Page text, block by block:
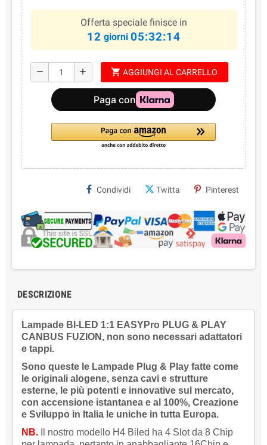
Offerta speciale finisce in
12 giorni 05:32:13
remove add shopping_cart AGGIUNGI AL CARRELLO
Condividi Twitta Pinterest
DESCRIZIONE
Lampade BI-LED 1:1 EASYPro PLUG & PLAY
CANBUS FUZION, non sono necessari adattatori
e tappi.
Sono queste le Lampade Plug & Play fatte come
le originali alogene, senza cavi e strutture
esterne, le più potenti e innovative sul mercato,
con accensione istantanea e al 100%, Creazione
e Sviluppo in Italia le uniche in tutta Europa.
NB.
Il nostro modello H4 Biled ha 4 Slot da 8 Chip